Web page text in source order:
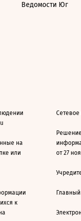
Ведомости Юг
на
или
к
от 27